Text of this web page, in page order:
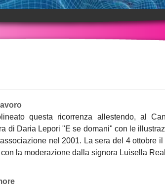
Carta SOS Ordinazioni
questa ricorrenza allestendo, al
di Daria Lepori "E se domani" con le
nel 2001. La sera del 4 ottobre
la moderazione dalla signora Luisella